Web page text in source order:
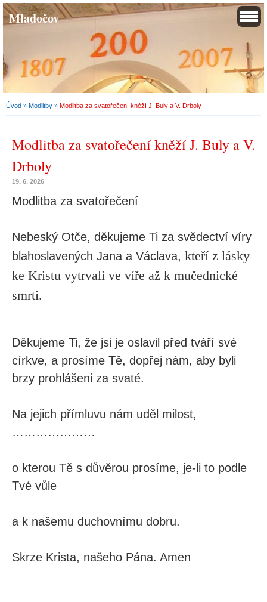
Mladočov
Úvod » Modlitby » Modlitba za svatořečení kněží J. Buly a V. Drboly
Modlitba za svatořečení kněží J. Buly a V.
Drboly
19. 6. 2026
Modlitba za svatořečení
Nebeský Otče, děkujeme Ti za svědectví víry
blahoslavených Jana a Václava, kteří z lásky
ke Kristu vytrvali ve víře až k mučednické
smrti.
Děkujeme Ti, že jsi je oslavil před tváří své
církve, a prosíme Tě, dopřej nám, aby byli
brzy prohlášeni za svaté.
Na jejich přímluvu nám uděl milost,
…………………
o kterou Tě s důvěrou prosíme, je-li to podle
Tvé vůle
a k našemu duchovnímu dobru.
Skrze Krista, našeho Pána. Amen